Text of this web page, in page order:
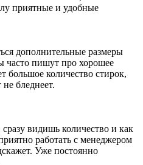
приятные и удобные
дополнительные размеры
часто пишут про хорошее
большое количество стирок,
бледнеет.
видишь количество и как
работать с менеджером
Уже постоянно